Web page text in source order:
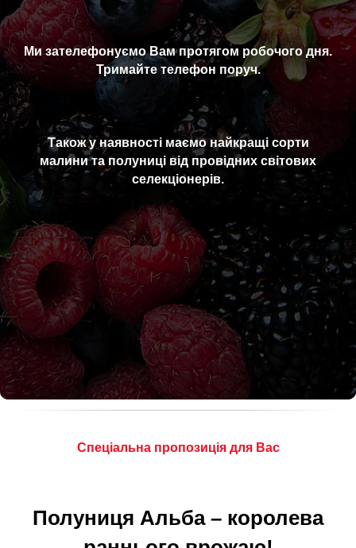
Ми зателефонуємо Вам протягом робочого дня.
Тримайте телефон поруч.
Також у наявності маємо найкращі сорти
малини та полуниці від провідних світових
селекціонерів.
Спеціальна пропозиція для Вас
Полуниця Альба – королева